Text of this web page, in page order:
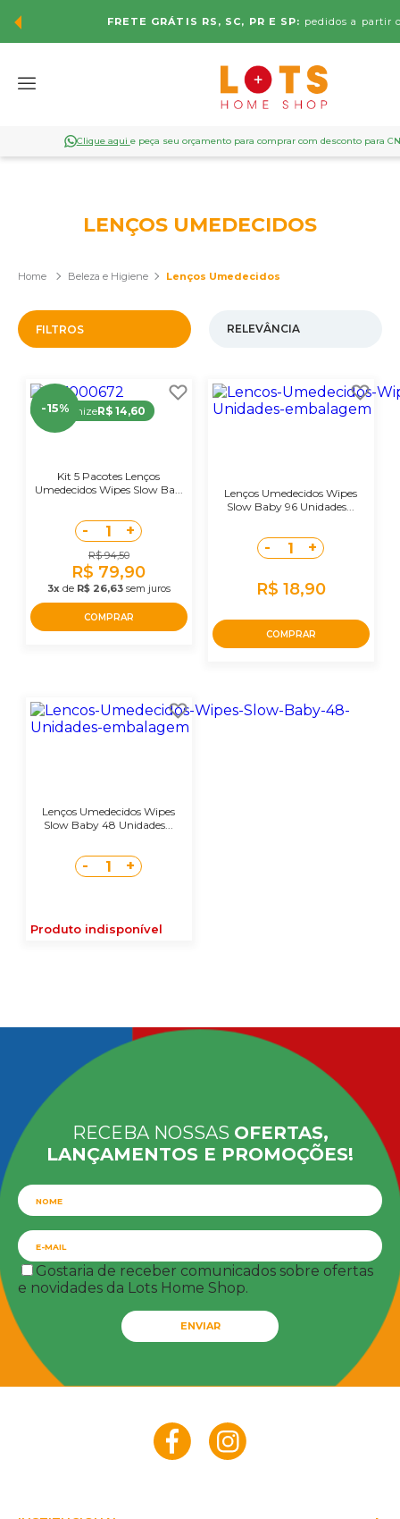
FRETE GRÁTIS RS, SC, PR E SP: pedidos a partir
Clique aqui e peça seu orçamento para comprar com desconto para
LENÇOS UMEDECIDOS
Beleza e Higiene Lenços Umedecidos
FILTROS
-15%
EconomizeR$ 14,60
Kit 5 Pacotes Lenços
Umedecidos Wipes Slow Ba...
- 1 +
R$ 94,50
R$ 79,90
3xde R$ 26,63sem juros
COMPRAR
Lenços Umedecidos Wipes
Slow Baby 96 Unidades...
- 1 +
R$ 18,90
COMPRAR
Lenços Umedecidos Wipes
Slow Baby 48 Unidades...
- 1 +
Produto indisponível
RECEBA NOSSAS OFERTAS,
LANÇAMENTOS E PROMOÇÕES!
Gostaria de receber comunicados sobre ofertas
e novidades da Lots Home Shop.
ENVIAR